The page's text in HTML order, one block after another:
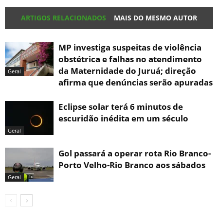
ARTIGOS RELACIONADOS MAIS DO MESMO AUTOR
Geral
MP investiga suspeitas de violência
obstétrica e falhas no atendimento
da Maternidade do Juruá; direção
afirma que denúncias serão apuradas
Geral
Eclipse solar terá 6 minutos de
escuridão inédita em um século
Geral
Gol passará a operar rota Rio Branco-
Porto Velho-Rio Branco aos sábados